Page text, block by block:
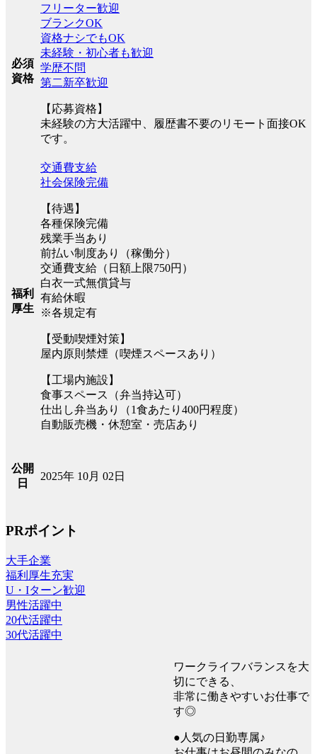
必須
資格
フリーター歓迎
ブランクOK
資格ナシでもOK
未経験・初心者も歓迎
学歴不問
第二新卒歓迎
【応募資格】
未経験の方大活躍中、履歴書不要のリモート面接OK
です。
福利
厚生
交通費支給
社会保険完備
【待遇】
各種保険完備
残業手当あり
前払い制度あり（稼働分）
交通費支給（日額上限750円）
白衣一式無償貸与
有給休暇
※各規定有
【受動喫煙対策】
屋内原則禁煙（喫煙スペースあり）
【工場内施設】
食事スペース（弁当持込可）
仕出し弁当あり（1食あたり400円程度）
自動販売機・休憩室・売店あり
公開
日
2025年 10月 02日
PRポイント
大手企業
福利厚生充実
U・Iターン歓迎
男性活躍中
20代活躍中
30代活躍中
ワークライフバランスを大
切にできる、
非常に働きやすいお仕事で
す◎
●人気の日勤専属♪